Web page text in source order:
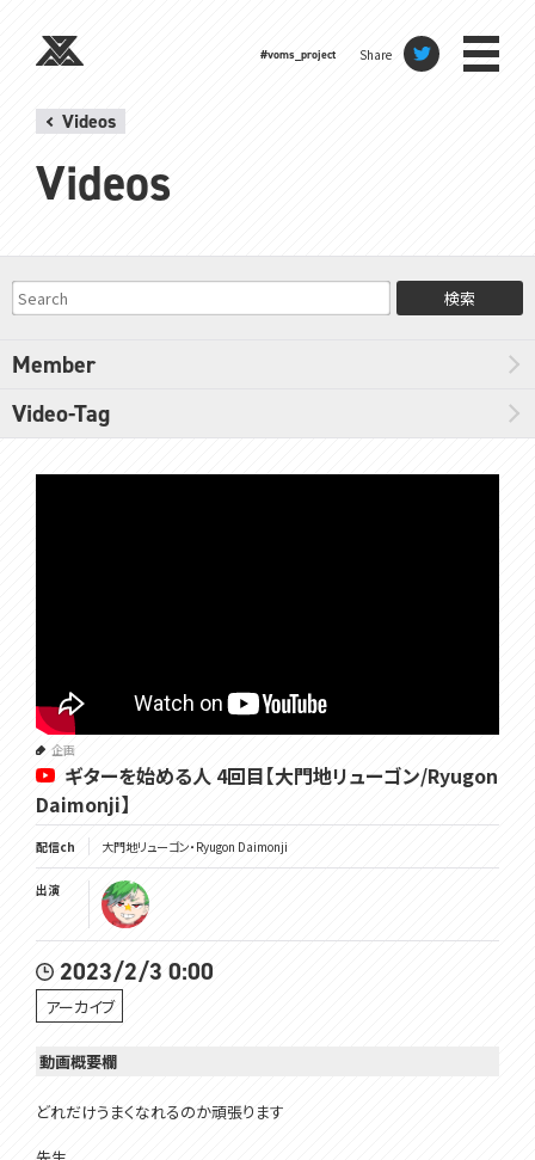
#voms_project Share
Videos
Videos
検索
Member
Video-Tag
企画
ギターを始める人 4回目【大門地リューゴン/Ryugon
Daimonji】
配信ch 大門地リューゴン・Ryugon Daimonji
出演
2023/2/3 0:00
アーカイブ
動画概要欄
どれだけうまくなれるのか頑張ります